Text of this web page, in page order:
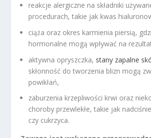
reakcje alergiczne na składniki
procedurach, takie jak kwas
ciąża oraz okres karmienia piersią,
hormonalne mogą wpływać na
aktywna opryszczka, stany zapalne
skłonność do tworzenia blizn mogą
powikłań,
zaburzenia krzepliwości krwi oraz
choroby przewlekłe, takie jak
czy cukrzyca.